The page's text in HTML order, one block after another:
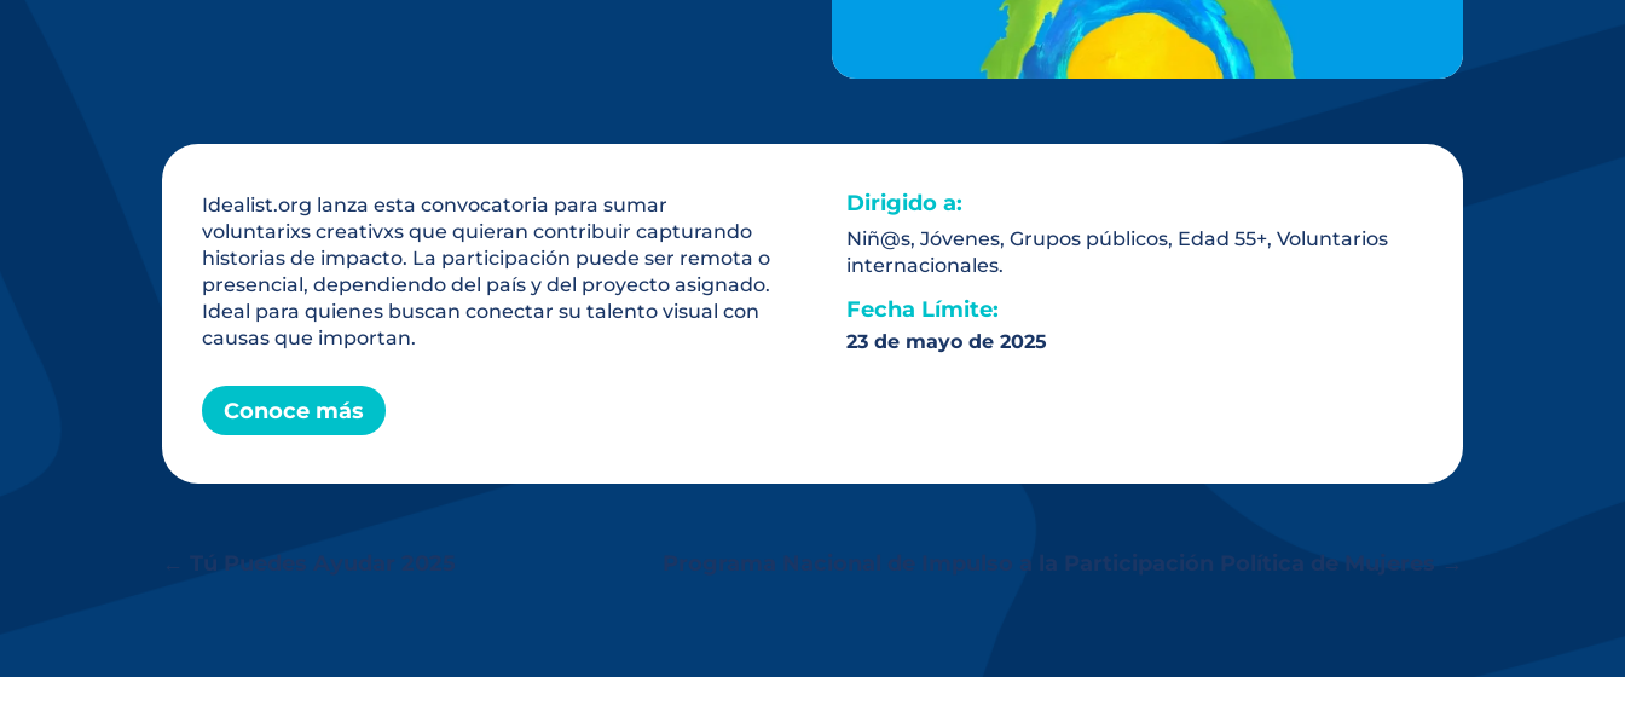
Idealist.org lanza esta convocatoria para sumar
voluntarixs creativxs que quieran contribuir capturando
historias de impacto. La participación puede ser remota o
presencial, dependiendo del país y del proyecto asignado.
Ideal para quienes buscan conectar su talento visual con
causas que importan.
Conoce más
Dirigido a:
Niñ@s, Jóvenes, Grupos públicos, Edad 55+, Voluntarios
internacionales.
Fecha Límite:
23 de mayo de 2025
← Tú Puedes Ayudar 2025 Programa Nacional de Impulso a la Participación Política de Mujeres →